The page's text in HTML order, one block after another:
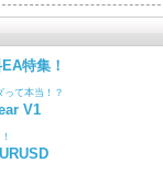
特集！
って本当！？
V1